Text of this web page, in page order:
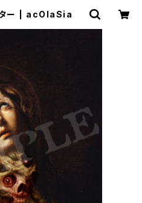
ー | acOlaSia